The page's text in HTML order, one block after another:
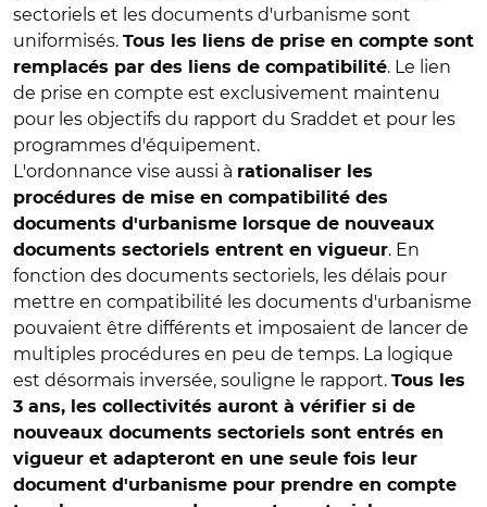
sectoriels et les documents d'urbanisme sont
uniformisés. Tous les liens de prise en compte sont
remplacés par des liens de compatibilité. Le lien
de prise en compte est exclusivement maintenu
pour les objectifs du rapport du Sraddet et pour les
programmes d'équipement.
L'ordonnance vise aussi à rationaliser les
procédures de mise en compatibilité des
documents d'urbanisme lorsque de nouveaux
documents sectoriels entrent en vigueur. En
fonction des documents sectoriels, les délais pour
mettre en compatibilité les documents d'urbanisme
pouvaient être différents et imposaient de lancer de
multiples procédures en peu de temps. La logique
est désormais inversée, souligne le rapport. Tous les
3 ans, les collectivités auront à vérifier si de
nouveaux documents sectoriels sont entrés en
vigueur et adapteront en une seule fois leur
document d'urbanisme pour prendre en compte